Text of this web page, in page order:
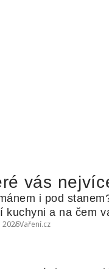
vás
i pod
kuchyni a na čem
2026Vaření.cz